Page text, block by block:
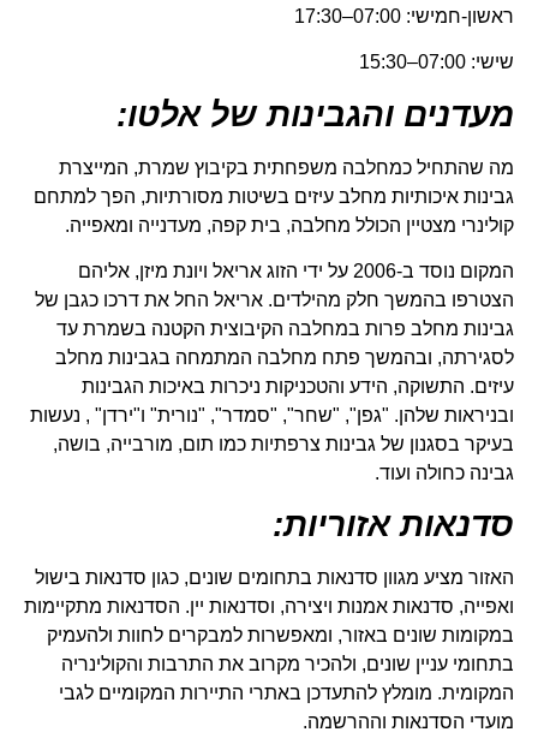
ראשון-חמישי: 07:00–17:30
שישי: 07:00–15:30
מעדנים והגבינות של אלטו:
מה שהתחיל כמחלבה משפחתית בקיבוץ שמרת, המייצרת
גבינות איכותיות מחלב עיזים בשיטות מסורתיות, הפך למתחם
קולינרי מצטיין הכולל מחלבה, בית קפה, מעדנייה ומאפייה.
המקום נוסד ב-2006 על ידי הזוג אריאל ויונת מיזן, אליהם
הצטרפו בהמשך חלק מהילדים. אריאל החל את דרכו כגבן של
גבינות מחלב פרות במחלבה הקיבוצית הקטנה בשמרת עד
לסגירתה, ובהמשך פתח מחלבה המתמחה בגבינות מחלב
עיזים. התשוקה, הידע והטכניקות ניכרות באיכות הגבינות
ובניראות שלהן. "גפן", "שחר", "סמדר", "נורית" ו"ירדן" , נעשות
בעיקר בסגנון של גבינות צרפתיות כמו תום, מורבייה, בושה,
גבינה כחולה ועוד.
סדנאות אזוריות:
האזור מציע מגוון סדנאות בתחומים שונים, כגון סדנאות בישול
ואפייה, סדנאות אמנות ויצירה, וסדנאות יין. הסדנאות מתקיימות
במקומות שונים באזור, ומאפשרות למבקרים לחוות ולהעמיק
בתחומי עניין שונים, ולהכיר מקרוב את התרבות והקולינריה
המקומית. מומלץ להתעדכן באתרי התיירות המקומיים לגבי
מועדי הסדנאות וההרשמה.